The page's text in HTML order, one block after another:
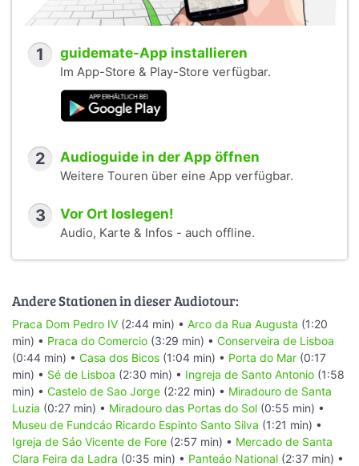
1 guidemate-App installieren
Im App-Store & Play-Store verfügbar.
2 Audioguide in der App öffnen
Weitere Touren über eine App verfügbar.
3 Vor Ort loslegen!
Audio, Karte & Infos - auch offline.
Andere Stationen in dieser Audiotour:
Praca Dom Pedro IV (2:44 min) • Arco da Rua Augusta (1:20
min) • Praca do Comercio (3:29 min) • Conserveira de Lisboa
(0:44 min) • Casa dos Bicos (1:04 min) • Porta do Mar (0:17
min) • Sé de Lisboa (2:30 min) • Ingreja de Santo Antonio (1:58
min) • Castelo de Sao Jorge (2:22 min) • Miradouro de Santa
Luzia (0:27 min) • Miradouro das Portas do Sol (0:55 min) •
Museu de Fundcáo Ricardo Espinto Santo Silva (1:21 min) •
Igreja de Sáo Vicente de Fore (2:57 min) • Mercado de Santa
Clara Feira da Ladra (0:35 min) • Panteáo National (2:37 min) •